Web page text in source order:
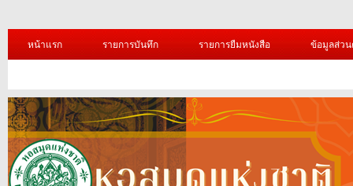
หน้าแรก รายการบันทึก รายการยืมหนังสือ ข้อมูลส่ว